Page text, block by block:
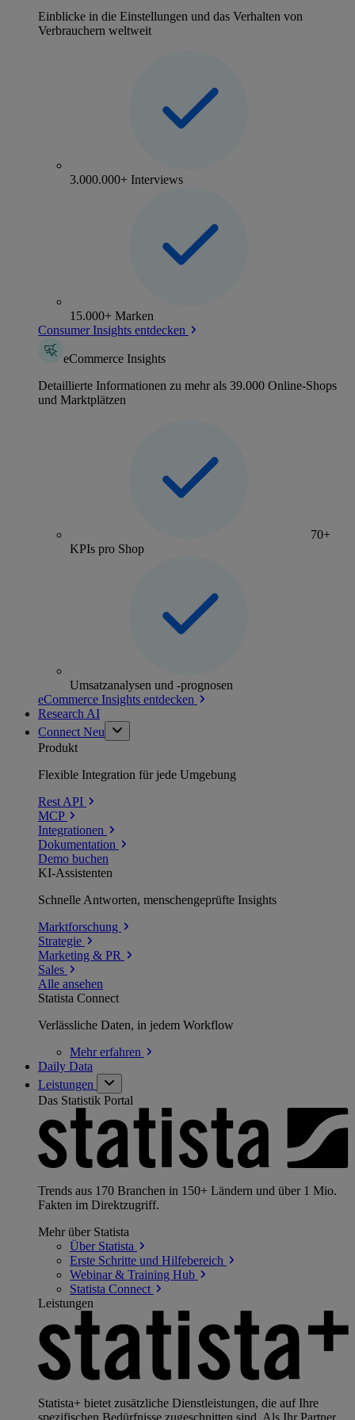
Einblicke in die Einstellungen und das Verhalten von
Verbrauchern weltweit
3.000.000+ Interviews
15.000+ Marken
Consumer Insights entdecken
eCommerce Insights
Detaillierte Informationen zu mehr als 39.000 Online-Shops
und Marktplätzen
70+
KPIs pro Shop
Umsatzanalysen und -prognosen
eCommerce Insights entdecken
Research AI
Connect Neu
Produkt
Flexible Integration für jede Umgebung
Rest API
MCP
Integrationen
Dokumentation
Demo buchen
KI-Assistenten
Schnelle Antworten, menschengeprüfte Insights
Marktforschung
Strategie
Marketing & PR
Sales
Alle ansehen
Statista Connect
Verlässliche Daten, in jedem Workflow
Mehrerfahren
Daily Data
Leistungen
Das Statistik Portal
Trends aus 170 Branchen in 150+ Ländern und über 1 Mio.
Fakten im Direktzugriff.
Mehr über Statista
Über Statista
Erste Schritte und Hilfebereich
Webinar & Training Hub
Statista Connect
Leistungen
Statista+ bietet zusätzliche Dienstleistungen, die auf Ihre
spezifischen Bedürfnisse zugeschnitten sind. Als Ihr Partner